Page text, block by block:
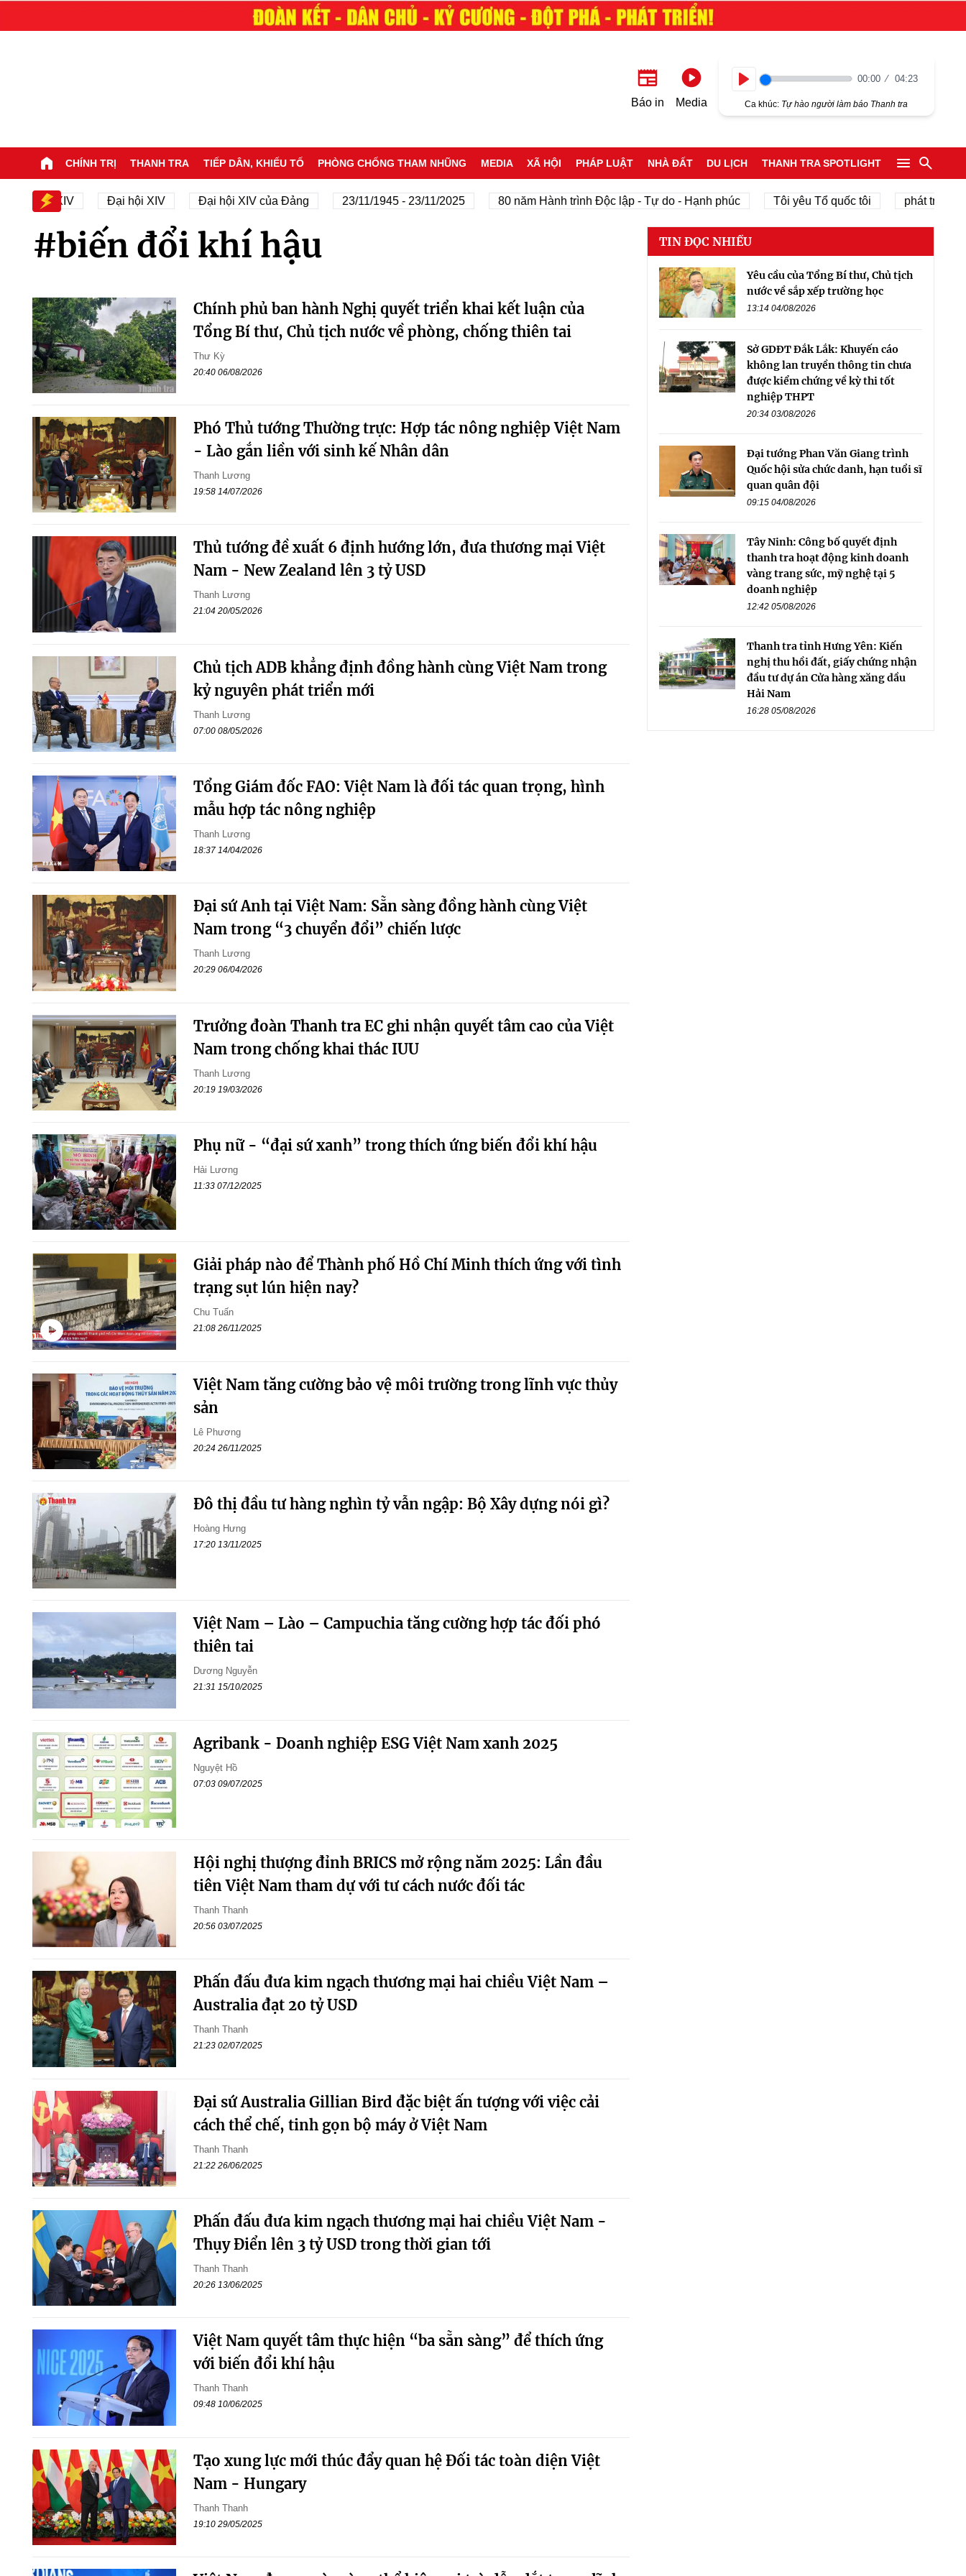
Báo in Media
00:00 04:23
Ca khúc: Tự hào người làm báo Thanh tra
CHÍNH TRỊ THANH TRA TIẾP DÂN, KHIẾU TỐ PHÒNG CHỐNG THAM NHŨNG MEDIA XÃ HỘI PHÁP LUẬT NHÀ ĐẤT DU LỊCH THANH TRA SPOTLIGHT
hội XIV Đại hội XIV Đại hội XIV của Đảng 23/11/1945 - 23/11/2025 80 năm Hành trình Độc lập - Tự do - Hạnh phúc Tôi yêu Tổ quốc tôi phát triển kinh
#biến đổi khí hậu
Chính phủ ban hành Nghị quyết triển khai kết luận của
Tổng Bí thư, Chủ tịch nước về phòng, chống thiên tai
Thư Kỳ
20:40 06/08/2026
Phó Thủ tướng Thường trực: Hợp tác nông nghiệp Việt Nam
- Lào gắn liền với sinh kế Nhân dân
Thanh Lương
19:58 14/07/2026
Thủ tướng đề xuất 6 định hướng lớn, đưa thương mại Việt
Nam - New Zealand lên 3 tỷ USD
Thanh Lương
21:04 20/05/2026
Chủ tịch ADB khẳng định đồng hành cùng Việt Nam trong
kỷ nguyên phát triển mới
Thanh Lương
07:00 08/05/2026
Tổng Giám đốc FAO: Việt Nam là đối tác quan trọng, hình
mẫu hợp tác nông nghiệp
Thanh Lương
18:37 14/04/2026
Đại sứ Anh tại Việt Nam: Sẵn sàng đồng hành cùng Việt
Nam trong “3 chuyển đổi” chiến lược
Thanh Lương
20:29 06/04/2026
Trưởng đoàn Thanh tra EC ghi nhận quyết tâm cao của Việt
Nam trong chống khai thác IUU
Thanh Lương
20:19 19/03/2026
Phụ nữ - “đại sứ xanh” trong thích ứng biến đổi khí hậu
Hải Lương
11:33 07/12/2025
Giải pháp nào để Thành phố Hồ Chí Minh thích ứng với tình
trạng sụt lún hiện nay?
Chu Tuấn
21:08 26/11/2025
Việt Nam tăng cường bảo vệ môi trường trong lĩnh vực thủy
sản
Lê Phương
20:24 26/11/2025
Đô thị đầu tư hàng nghìn tỷ vẫn ngập: Bộ Xây dựng nói gì?
Hoàng Hưng
17:20 13/11/2025
Việt Nam – Lào – Campuchia tăng cường hợp tác đối phó
thiên tai
Dương Nguyễn
21:31 15/10/2025
Agribank - Doanh nghiệp ESG Việt Nam xanh 2025
Nguyệt Hồ
07:03 09/07/2025
Hội nghị thượng đỉnh BRICS mở rộng năm 2025: Lần đầu
tiên Việt Nam tham dự với tư cách nước đối tác
Thanh Thanh
20:56 03/07/2025
Phấn đấu đưa kim ngạch thương mại hai chiều Việt Nam –
Australia đạt 20 tỷ USD
Thanh Thanh
21:23 02/07/2025
Đại sứ Australia Gillian Bird đặc biệt ấn tượng với việc cải
cách thể chế, tinh gọn bộ máy ở Việt Nam
Thanh Thanh
21:22 26/06/2025
Phấn đấu đưa kim ngạch thương mại hai chiều Việt Nam -
Thụy Điển lên 3 tỷ USD trong thời gian tới
Thanh Thanh
20:26 13/06/2025
Việt Nam quyết tâm thực hiện “ba sẵn sàng” để thích ứng
với biến đổi khí hậu
Thanh Thanh
09:48 10/06/2025
Tạo xung lực mới thúc đẩy quan hệ Đối tác toàn diện Việt
Nam - Hungary
Thanh Thanh
19:10 29/05/2025
TIN ĐỌC NHIỀU
Yêu cầu của Tổng Bí thư, Chủ tịch
nước về sắp xếp trường học
13:14 04/08/2026
Sở GDĐT Đắk Lắk: Khuyến cáo
không lan truyền thông tin chưa
được kiểm chứng về kỳ thi tốt
nghiệp THPT
20:34 03/08/2026
Đại tướng Phan Văn Giang trình
Quốc hội sửa chức danh, hạn tuổi sĩ
quan quân đội
09:15 04/08/2026
Tây Ninh: Công bố quyết định
thanh tra hoạt động kinh doanh
vàng trang sức, mỹ nghệ tại 5
doanh nghiệp
12:42 05/08/2026
Thanh tra tỉnh Hưng Yên: Kiến
nghị thu hồi đất, giấy chứng nhận
đầu tư dự án Cửa hàng xăng dầu
Hải Nam
16:28 05/08/2026